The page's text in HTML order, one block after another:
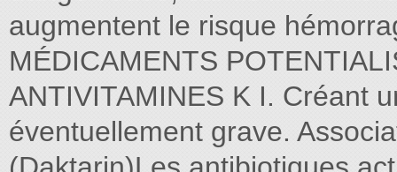
augmentent le risque
MÉDICAMENTS
ANTIVITAMINES K I. Créant
éventuellement grave.